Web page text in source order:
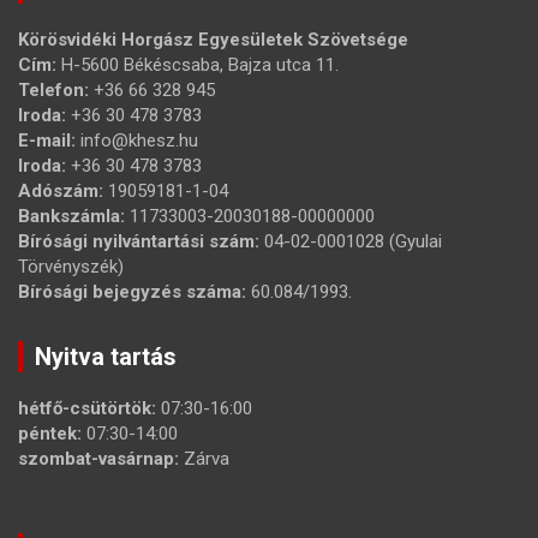
Körösvidéki Horgász Egyesületek Szövetsége
Cím: H-5600 Békéscsaba, Bajza utca 11.
Telefon: +36 66 328 945
Iroda: +36 30 478 3783
E-mail: info@khesz.hu
Iroda: +36 30 478 3783
Adószám: 19059181-1-04
Bankszámla: 11733003-20030188-00000000
Bírósági nyilvántartási szám: 04-02-0001028 (Gyulai
Törvényszék)
Bírósági bejegyzés száma: 60.084/1993.
Nyitva tartás
hétfő-csütörtök: 07:30-16:00
péntek: 07:30-14:00
szombat-vasárnap: Zárva